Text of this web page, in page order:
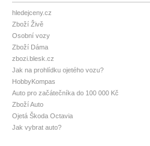
hledejceny.cz
Zboží Živě
Osobní vozy
Zboží Dáma
zbozi.blesk.cz
Jak na prohlídku ojetého vozu?
HobbyKompas
Auto pro začátečníka do 100 000 Kč
Zboží Auto
Ojetá Škoda Octavia
Jak vybrat auto?